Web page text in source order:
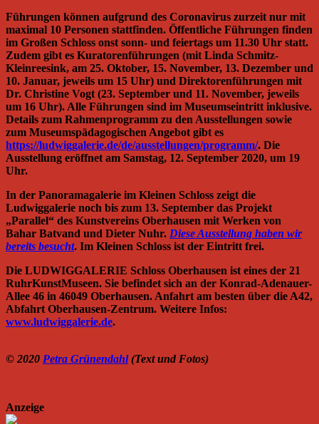
Führungen können aufgrund des Coronavirus zurzeit nur mit
maximal 10 Personen stattfinden. Öffentliche Führungen finden
im Großen Schloss onst sonn- und feiertags um 11.30 Uhr statt.
Zudem gibt es Kuratorenführungen (mit Linda Schmitz-
Kleinreesink, am 25. Oktober, 15. November, 13. Dezember und
10. Januar, jeweils um 15 Uhr) und Direktorenführungen mit
Dr. Christine Vogt (23. September und 11. November, jeweils
um 16 Uhr). Alle Führungen sind im Museumseintritt inklusive.
Details zum Rahmenprogramm zu den Ausstellungen sowie
zum Museumspädagogischen Angebot gibt es
https://ludwiggalerie.de/de/ausstellungen/programm/. Die
Ausstellung eröffnet am Samstag, 12. September 2020, um 19
Uhr.
In der Panoramagalerie im Kleinen Schloss zeigt die
Ludwiggalerie noch bis zum 13. September das Projekt
„Parallel“ des Kunstvereins Oberhausen mit Werken von
Bahar Batvand und Dieter Nuhr. Diese Ausstellung haben wir
bereits besucht. Im Kleinen Schloss ist der Eintritt frei.
Die LUDWIGGALERIE Schloss Oberhausen ist eines der 21
RuhrKunstMuseen. Sie befindet sich an der Konrad-Adenauer-
Allee 46 in 46049 Oberhausen. Anfahrt am besten über die A42,
Abfahrt Oberhausen-Zentrum. Weitere Infos:
www.ludwiggalerie.de.
© 2020 Petra Grünendahl(Text und Fotos)
Anzeige